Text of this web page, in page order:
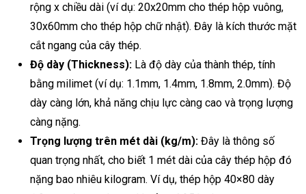
rộng x chiều dài (ví dụ: 20x20mm cho thép hộp vuông,
30x60mm cho thép hộp chữ nhật). Đây là kích thước mặt
cắt ngang của cây thép.
Độ dày (Thickness): Là độ dày của thành thép, tính
bằng milimet (ví dụ: 1.1mm, 1.4mm, 1.8mm, 2.0mm). Độ
dày càng lớn, khả năng chịu lực càng cao và trọng lượng
càng nặng.
Trọng lượng trên mét dài (kg/m): Đây là thông số
quan trọng nhất, cho biết 1 mét dài của cây thép hộp đó
nặng bao nhiêu kilogram. Ví dụ, thép hộp 40×80 dày